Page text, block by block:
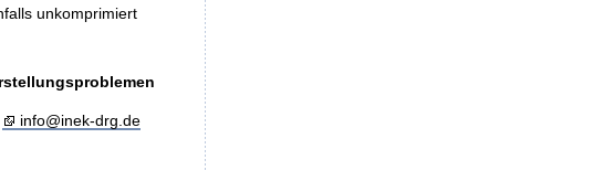
unkomprimiert
info@inek-drg.de